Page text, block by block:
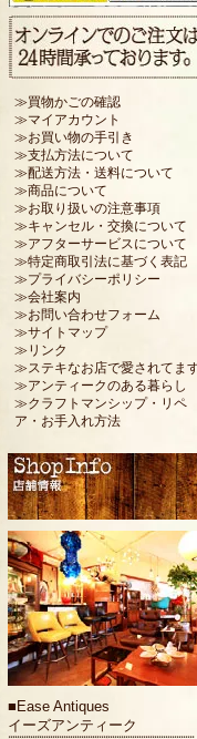
≫買物かごの確認
≫マイアカウント
≫お買い物の手引き
≫支払方法について
≫配送方法・送料について
≫商品について
≫お取り扱いの注意事項
≫キャンセル・交換について
≫アフターサービスについて
≫特定商取引法に基づく表記
≫プライバシーポリシー
≫会社案内
≫お問い合わせフォーム
≫サイトマップ
≫リンク
≫ステキなお店で愛されてま
≫アンティークのある暮らし
≫クラフトマンシップ・リペ
ア・お手入れ方法
■ Ease Antiques
イーズアンティーク